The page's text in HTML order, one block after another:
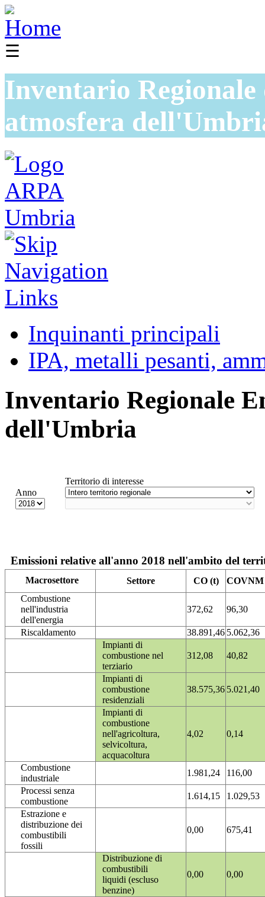
☰
Inventario
atmosfera
Inquinanti principali
IPA, metalli pesanti,
Inventario Regionale
dell'Umbria
Anno
Territorio di interesse
Emissioni relative all'anno 2018 nell'ambito del
Macrosettore Settore CO (t)
COVNM
Combustione
nell'industria
dell'energia
372,62 96,30
Riscaldamento 38.891,46 5.062,36
Impianti di
combustione nel
terziario
312,08 40,82
Impianti di
combustione
residenziali
38.575,36 5.021,40
Impianti di
combustione
nell'agricoltura,
selvicoltura,
acquacoltura
4,02 0,14
Combustione
industriale
1.981,24
116,00
Processi senza
combustione
1.614,15
1.029,53
Estrazione e
distribuzione dei
combustibili
fossili
0,00 675,41
Distribuzione di
combustibili
liquidi (escluso
benzine)
0,00 0,00